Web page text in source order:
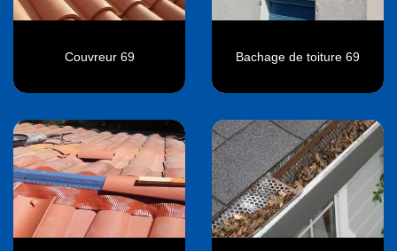
Couvreur 69 Bachage de toiture 69